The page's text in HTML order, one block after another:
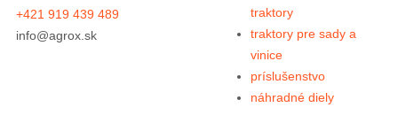
+421 919 439 489
info@agrox.sk
traktory
traktory pre sady a
vinice
príslušenstvo
náhradné diely